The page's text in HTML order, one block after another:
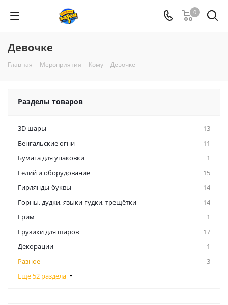
0
Девочке
Главная - Мероприятия - Кому - Девочке
Разделы товаров
3D шары
13
Бенгальские огни
11
Бумага для упаковки
1
Гелий и оборудование
15
Гирлянды-буквы
14
Горны, дудки, языки-гудки, трещётки
14
Грим
1
Грузики для шаров
17
Декорации
1
Разное
3
Ещё 52 раздела